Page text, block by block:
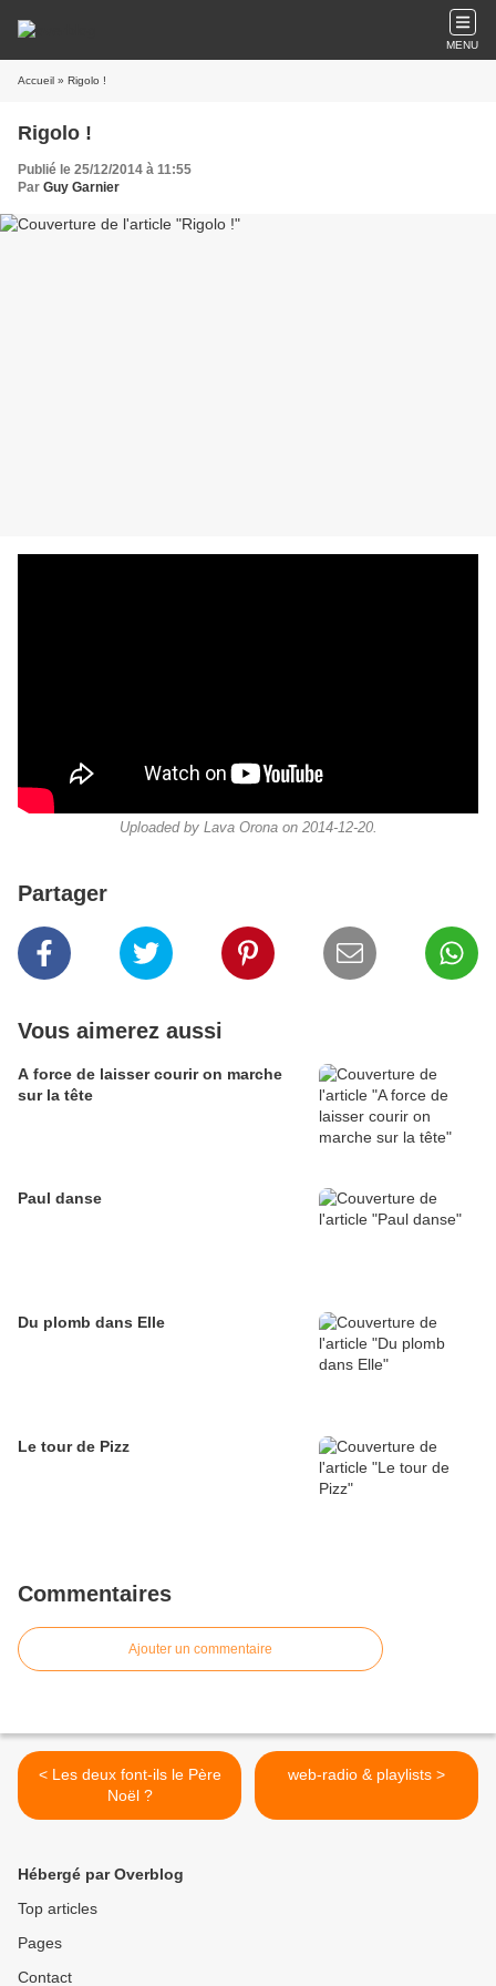
MENU
Accueil » Rigolo !
Rigolo !
Publié le 25/12/2014 à 11:55
Par Guy Garnier
Uploaded by Lava Orona on 2014-12-20.
Partager
Vous aimerez aussi
A force de laisser courir on marche
sur la tête
Paul danse
Du plomb dans Elle
Le tour de Pizz
Commentaires
Ajouter un commentaire
< Les deux font-ils le Père
Noël ?
web-radio & playlists >
Hébergé par Overblog
Top articles
Pages
Contact